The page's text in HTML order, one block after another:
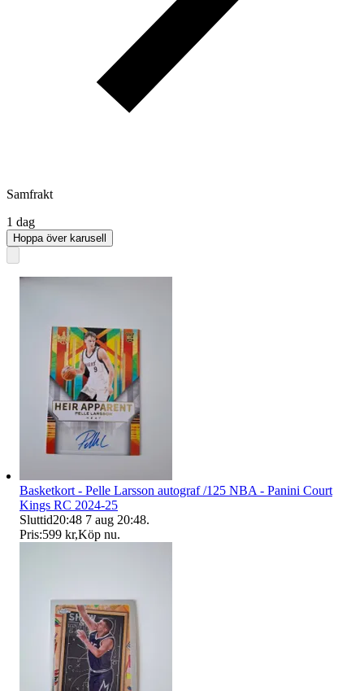
Samfrakt
1 dag
Hoppa över karusell
Basketkort - Pelle Larsson autograf /125 NBA - Panini Court
Kings RC 2024-25
Sluttid20:48 7 aug 20:48.
Pris:599 kr,Köp nu.